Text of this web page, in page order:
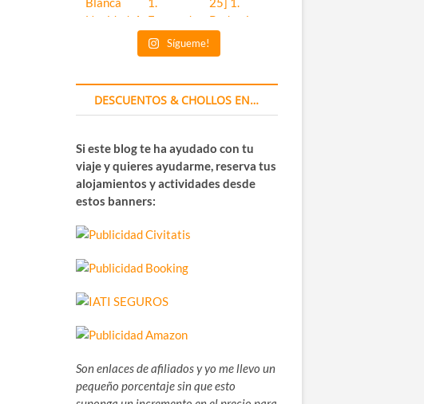
Sígueme!
DESCUENTOS & CHOLLOS EN…
Si este blog te ha ayudado con tu
viaje y quieres ayudarme, reserva tus
alojamientos y actividades desde
estos banners:
Son enlaces de afiliados y yo me llevo un
pequeño porcentaje sin que esto